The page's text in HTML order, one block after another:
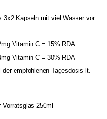
3x2 Kapseln mit viel Wasser vor
C = 15% RDA
C = 30% RDA
Tagesdosis lt.
250ml